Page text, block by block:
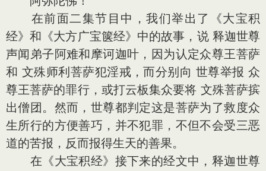
在前面二集节目中，我们举出了《大宝积
经》和《大方广宝箧经》中的故事，说 释迦世尊
声闻弟子阿难和摩诃迦叶，因为认定众尊王菩萨
和 文殊师利菩萨犯淫戒，而分别向 世尊举报 众
尊王菩萨的罪行，或打云板集众要将 文殊菩萨摈
出僧团。然而，世尊都判定这是菩萨为了救度众
生所行的方便善巧，并不犯罪，不但不会受三恶
道的苦报，反而报得生天的善果。
在《大宝积经》接下来的经文中，释迦世尊